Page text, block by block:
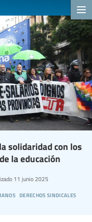
solidaridad con los
la educación
derechos sindicales
11 junio 2025